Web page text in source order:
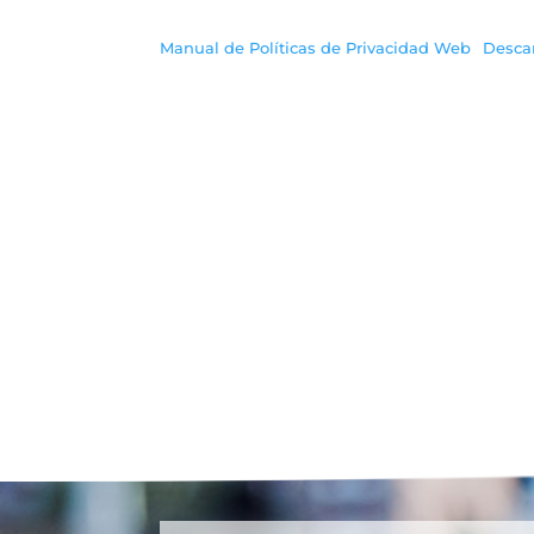
Manual de Políticas de Privacidad Web